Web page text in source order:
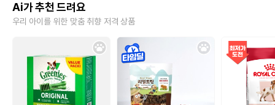
Ai가 추천 드려요
우리 아이를 위한 맞춤 취향 저격 상품